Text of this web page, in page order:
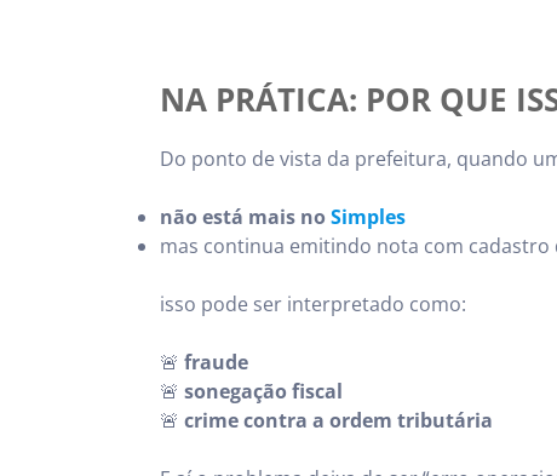
NA PRÁTICA: POR QUE
Do ponto de vista da prefeitura, quando
não está mais noSimples
mas continua emitindo nota com cadastro
isso pode ser interpretado como:
🚨 fraude
🚨 sonegação fiscal
🚨 crime contra a ordem tributária